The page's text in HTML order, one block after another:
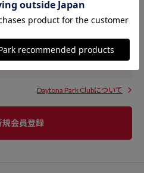
Daytona Park Clubについて
規会員登録